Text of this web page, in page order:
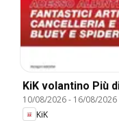
KiK volantino Più
10/08/2026- 16/08/2026
KiK